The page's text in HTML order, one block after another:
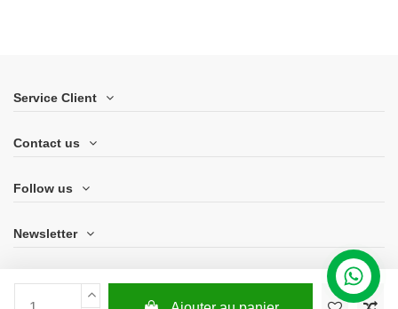
Service Client
Contact us
Follow us
Newsletter